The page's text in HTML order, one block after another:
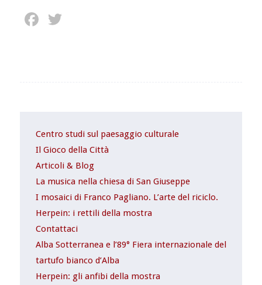
Facebook
Centro studi sul paesaggio culturale
Il Gioco della Città
Articoli & Blog
La musica nella chiesa di San Giuseppe
I mosaici di Franco Pagliano. L’arte del riciclo.
Herpein: i rettili della mostra
Contattaci
Alba Sotterranea e l’89° Fiera internazionale del
tartufo bianco d’Alba
Herpein: gli anfibi della mostra